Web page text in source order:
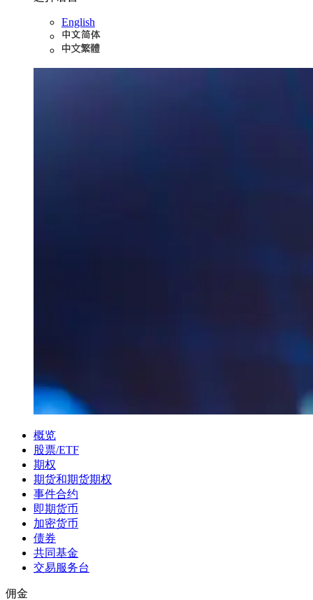
English
概览
股票/ETF
期权
期货和期货期权
事件合约
即期货币
加密货币
债券
共同基金
交易服务台
佣金